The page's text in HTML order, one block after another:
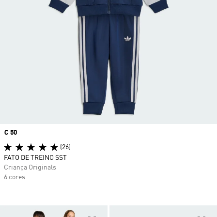
Price
€ 50
(26)
FATO DE TREINO SST
Criança Originals
6 cores